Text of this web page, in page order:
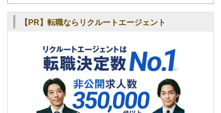
をわかりやすく発信している点です。
やすさはもちろんのこと、読み応えのあるコンテンツと確か
な情報発信を実現しています。
私たちは、快適でより良い生活のアイデアを提供するお金の
コンシェルジュを目指します。
【PR】転職ならリクルートエージェント